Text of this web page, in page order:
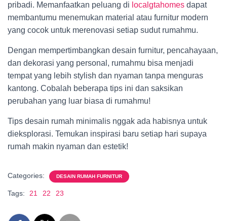
pribadi. Memanfaatkan peluang di localgtahomes dapat
membantumu menemukan material atau furnitur modern
yang cocok untuk merenovasi setiap sudut rumahmu.
Dengan mempertimbangkan desain furnitur, pencahayaan,
dan dekorasi yang personal, rumahmu bisa menjadi
tempat yang lebih stylish dan nyaman tanpa menguras
kantong. Cobalah beberapa tips ini dan saksikan
perubahan yang luar biasa di rumahmu!
Tips desain rumah minimalis nggak ada habisnya untuk
dieksplorasi. Temukan inspirasi baru setiap hari supaya
rumah makin nyaman dan estetik!
Categories: DESAIN RUMAH FURNITUR
Tags: 21 22 23